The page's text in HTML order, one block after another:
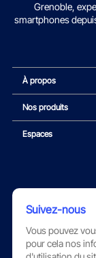
Grenoble,
smartphones
À propos
Nos produits
Espaces
Suivez-nous
Vous pouvez
pour cela nos